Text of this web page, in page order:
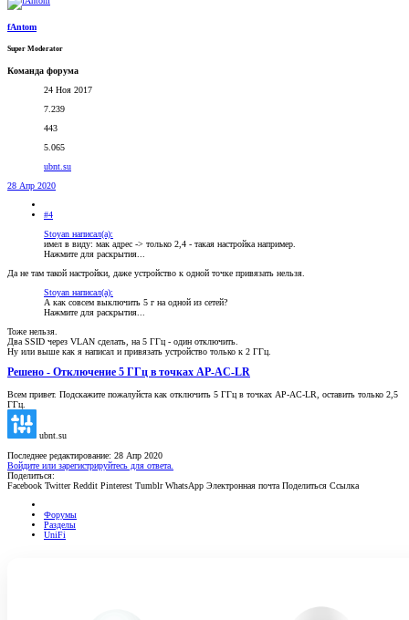
fAntom
Super Moderator
Команда форума
24 Ноя 2017
7.239
443
5.065
ubnt.su
28 Апр 2020
#4
Stoyan написал(а):
имел в виду: мак адрес -> только 2,4 - такая настройка например.
Нажмите для раскрытия...
Да не там такой настройки, даже устройство к одной точке привязать нельзя.
Stoyan написал(а):
А как совсем выключить 5 г на одной из сетей?
Нажмите для раскрытия...
Тоже нельзя.
Два SSID через VLAN сделать, на 5 ГГц - один отключить.
Ну или выше как я написал и привязать устройство только к 2 ГГц.
Решено - Отключение 5 ГГц в точках AP-AC-LR
Всем привет. Подскажите пожалуйста как отключить 5 ГГц в точках AP-AC-LR, оставить только 2,5
ГГц.
ubnt.su
Последнее редактирование: 28 Апр 2020
Войдите или зарегистрируйтесь для ответа.
Поделиться:
Facebook Twitter Reddit Pinterest Tumblr WhatsApp Электронная почта Поделиться Ссылка
Форумы
Разделы
UniFi